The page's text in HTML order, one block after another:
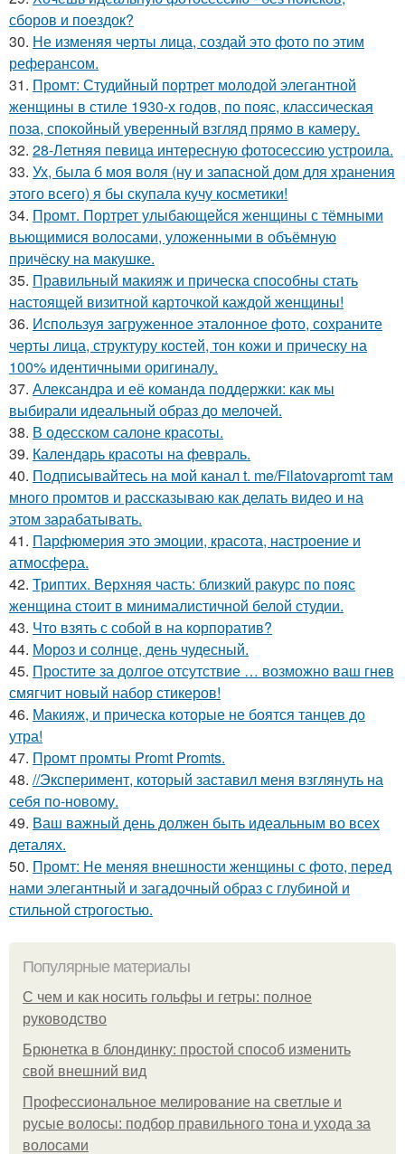
сборов и поездок?
30. Не изменяя черты лица, создай это фото по этим
реферансом.
31. Промт: Студийный портрет молодой элегантной
женщины в стиле 1930-х годов, по пояс, классическая
поза, спокойный уверенный взгляд прямо в камеру.
32. 28-Летняя певица интересную фотосессию устроила.
33. Ух, была б моя воля (ну и запасной дом для хранения
этого всего) я бы скупала кучу косметики!
34. Промт. Портрет улыбающейся женщины с тёмными
вьющимися волосами, уложенными в объёмную
причёску на макушке.
35. Правильный макияж и прическа способны стать
настоящей визитной карточкой каждой женщины!
36. Используя загруженное эталонное фото, сохраните
черты лица, структуру костей, тон кожи и прическу на
100% идентичными оригиналу.
37. Александра и её команда поддержки: как мы
выбирали идеальный образ до мелочей.
38. В одесском салоне красоты.
39. Календарь красоты на февраль.
40. Подписывайтесь на мой канал t. me/Filatovapromt там
много промтов и рассказываю как делать видео и на
этом зарабатывать.
41. Парфюмерия это эмоции, красота, настроение и
атмосфера.
42. Триптих. Верхняя часть: близкий ракурс по пояс
женщина стоит в минималистичной белой студии.
43. Что взять с собой в на корпоратив?
44. Мороз и солнце, день чудесный.
45. Простите за долгое отсутствие … возможно ваш гнев
смягчит новый набор стикеров!
46. Макияж, и прическа которые не боятся танцев до
утра!
47. Промт промты Promt Promts.
48. //Эксперимент, который заставил меня взглянуть на
себя по-новому.
49. Ваш важный день должен быть идеальным во всех
деталях.
50. Промт: Не меняя внешности женщины с фото, перед
нами элегантный и загадочный образ с глубиной и
стильной строгостью.
Популярные материалы
С чем и как носить гольфы и гетры: полное
руководство
Брюнетка в блондинку: простой способ изменить
свой внешний вид
Профессиональное мелирование на светлые и
русые волосы: подбор правильного тона и ухода за
волосами